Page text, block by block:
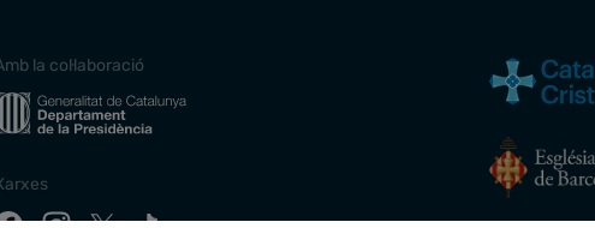
la col·laboració